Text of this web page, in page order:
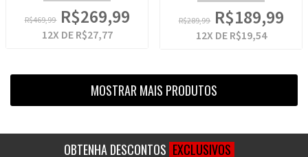
R$469,99 R$269,99
12X DE R$27,77
R$289,99 R$189,99
12X DE R$19,54
MOSTRAR MAIS PRODUTOS
OBTENHA DESCONTOS EXCLUSIVOS